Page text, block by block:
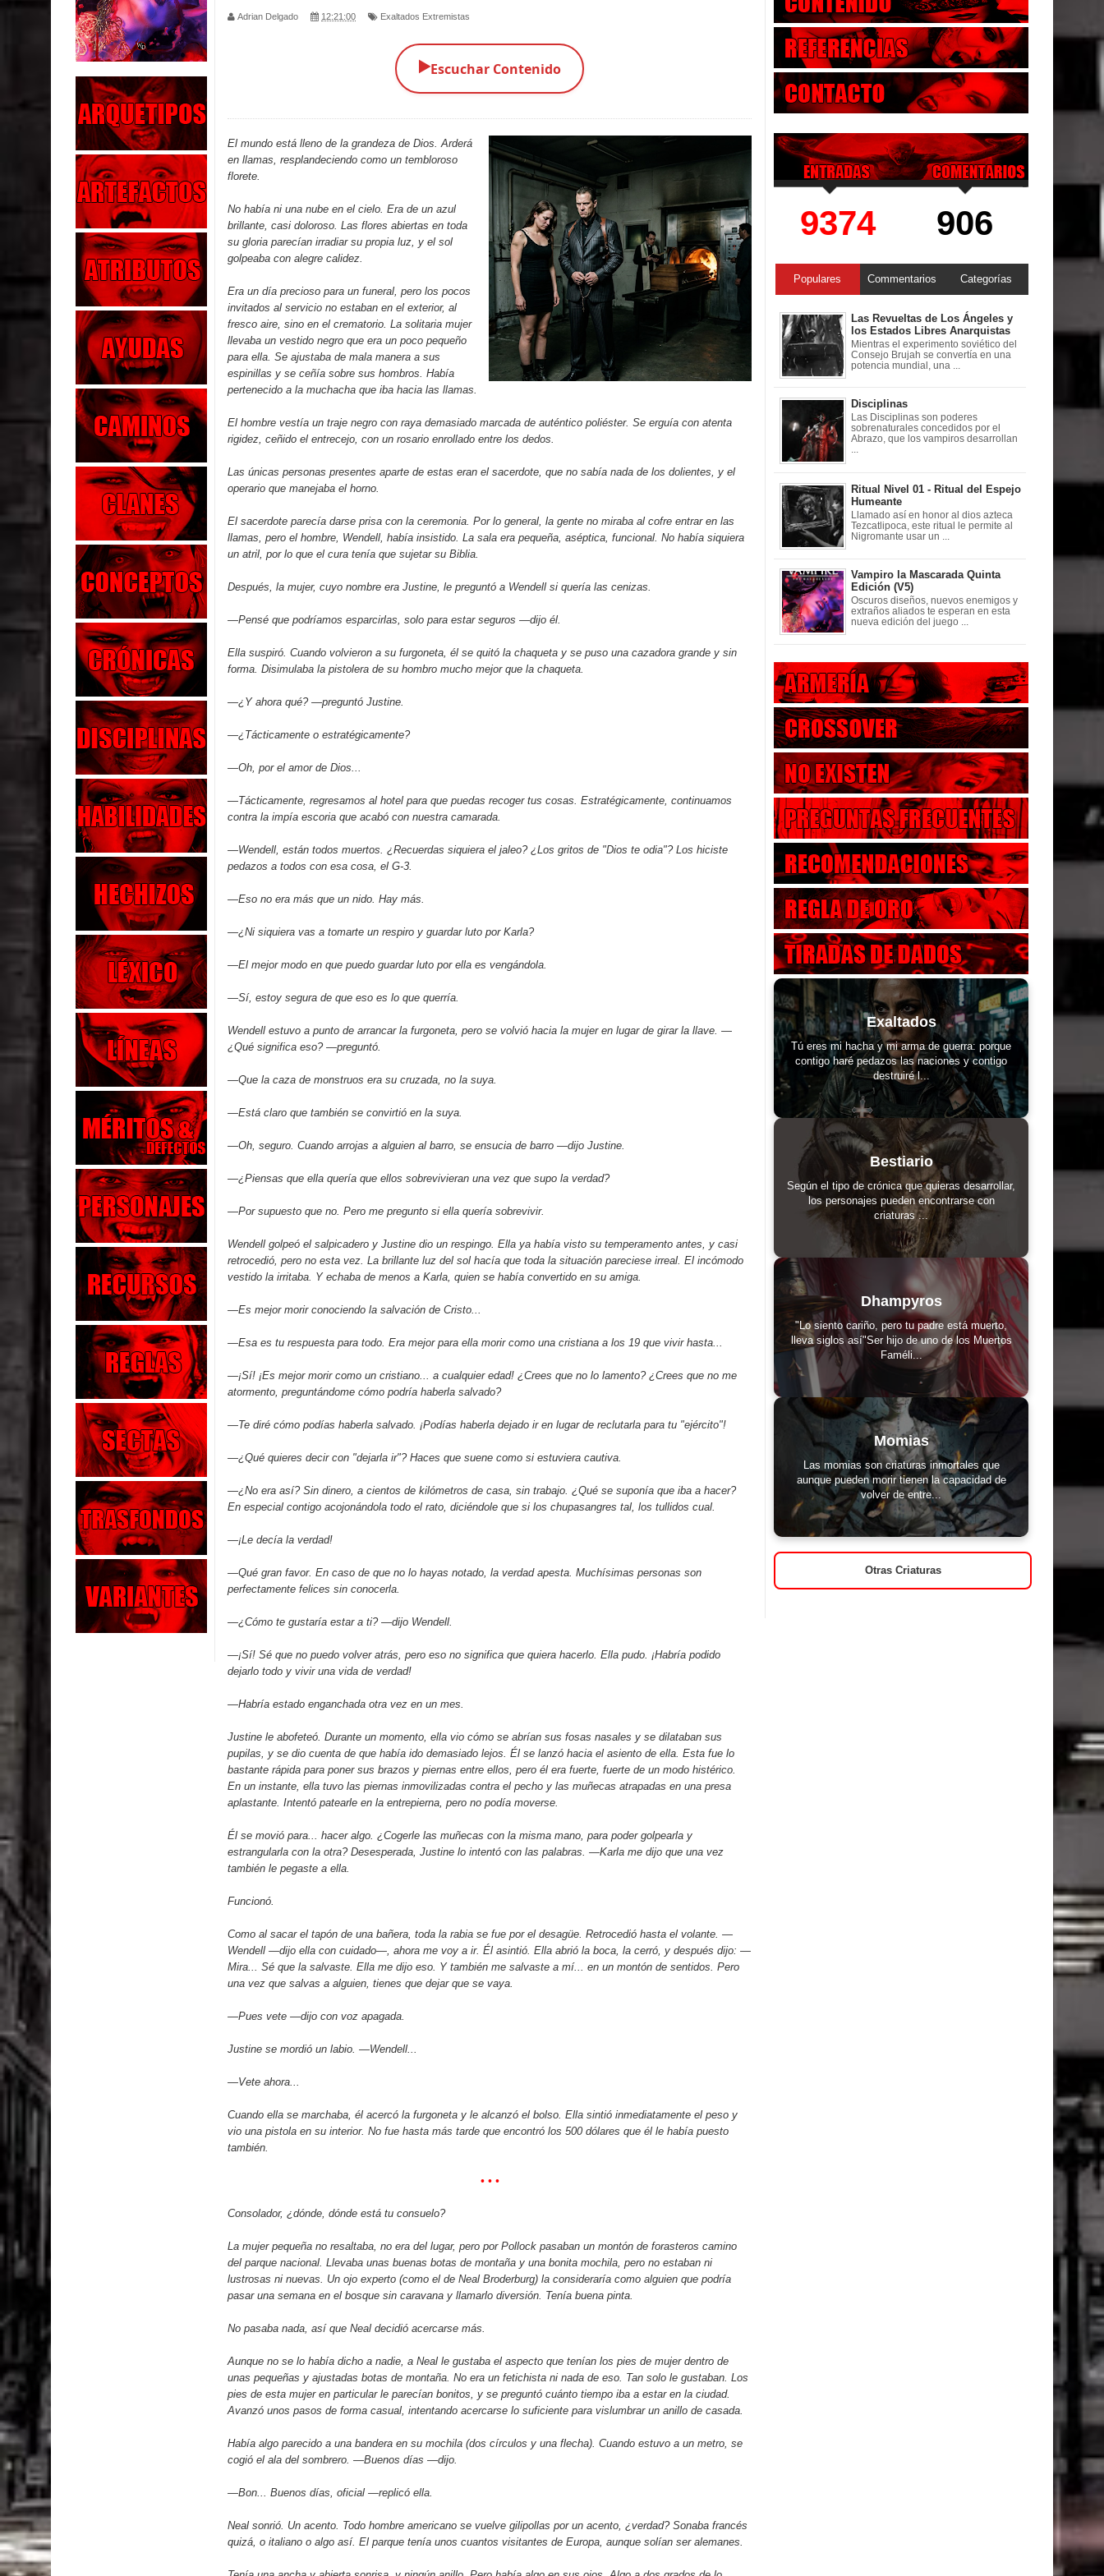
Parte 02: Los Muertos Gobiernan a los Vivos
Parte 01: Escondido a Plena Luz
Parte 02: El Enemigo de mi Enemigo
Parte 06: Coletazos
Parte 05: Los Horrores del Infierno
Parte 04: Oídos Sordos
Parte 03: La Traición
Parte 02: Vuelve el Hijo Prodigo
Parte 03: Reflexiones
Adrian Delgado 12:21:00 Exaltados Extremistas
▶️Escuchar Contenido
El mundo está lleno de la grandeza de Dios. Arderá
en llamas, resplandeciendo como un tembloroso
florete.
No había ni una nube en el cielo. Era de un azul
brillante, casi doloroso. Las flores abiertas en toda
su gloria parecían irradiar su propia luz, y el sol
golpeaba con alegre calidez.
Era un día precioso para un funeral, pero los pocos
invitados al servicio no estaban en el exterior, al
fresco aire, sino en el crematorio. La solitaria mujer
llevaba un vestido negro que era un poco pequeño
para ella. Se ajustaba de mala manera a sus
espinillas y se ceñía sobre sus hombros. Había
pertenecido a la muchacha que iba hacia las llamas.
El hombre vestía un traje negro con raya demasiado marcada de auténtico poliéster. Se erguía con atenta
rigidez, ceñido el entrecejo, con un rosario enrollado entre los dedos.
Las únicas personas presentes aparte de estas eran el sacerdote, que no sabía nada de los dolientes, y el
operario que manejaba el horno.
El sacerdote parecía darse prisa con la ceremonia. Por lo general, la gente no miraba al cofre entrar en las
llamas, pero el hombre, Wendell, había insistido. La sala era pequeña, aséptica, funcional. No había siquiera
un atril, por lo que el cura tenía que sujetar su Biblia.
Después, la mujer, cuyo nombre era Justine, le preguntó a Wendell si quería las cenizas.
—Pensé que podríamos esparcirlas, solo para estar seguros —dijo él.
Ella suspiró. Cuando volvieron a su furgoneta, él se quitó la chaqueta y se puso una cazadora grande y sin
forma. Disimulaba la pistolera de su hombro mucho mejor que la chaqueta.
—¿Y ahora qué? —preguntó Justine.
—¿Tácticamente o estratégicamente?
—Oh, por el amor de Dios...
—Tácticamente, regresamos al hotel para que puedas recoger tus cosas. Estratégicamente, continuamos
contra la impía escoria que acabó con nuestra camarada.
—Wendell, están todos muertos. ¿Recuerdas siquiera el jaleo? ¿Los gritos de "Dios te odia"? Los hiciste
pedazos a todos con esa cosa, el G-3.
—Eso no era más que un nido. Hay más.
—¿Ni siquiera vas a tomarte un respiro y guardar luto por Karla?
—El mejor modo en que puedo guardar luto por ella es vengándola.
—Sí, estoy segura de que eso es lo que querría.
Wendell estuvo a punto de arrancar la furgoneta, pero se volvió hacia la mujer en lugar de girar la llave. —
¿Qué significa eso? —preguntó.
—Que la caza de monstruos era su cruzada, no la suya.
—Está claro que también se convirtió en la suya.
—Oh, seguro. Cuando arrojas a alguien al barro, se ensucia de barro —dijo Justine.
—¿Piensas que ella quería que ellos sobrevivieran una vez que supo la verdad?
—Por supuesto que no. Pero me pregunto si ella quería sobrevivir.
Wendell golpeó el salpicadero y Justine dio un respingo. Ella ya había visto su temperamento antes, y casi
retrocedió, pero no esta vez. La brillante luz del sol hacía que toda la situación pareciese irreal. El incómodo
vestido la irritaba. Y echaba de menos a Karla, quien se había convertido en su amiga.
—Es mejor morir conociendo la salvación de Cristo...
—Esa es tu respuesta para todo. Era mejor para ella morir como una cristiana a los 19 que vivir hasta...
—¡Sí! ¡Es mejor morir como un cristiano... a cualquier edad! ¿Crees que no lo lamento? ¿Crees que no me
atormento, preguntándome cómo podría haberla salvado?
—Te diré cómo podías haberla salvado. ¡Podías haberla dejado ir en lugar de reclutarla para tu "ejército"!
—¿Qué quieres decir con "dejarla ir"? Haces que suene como si estuviera cautiva.
—¿No era así? Sin dinero, a cientos de kilómetros de casa, sin trabajo. ¿Qué se suponía que iba a hacer?
En especial contigo acojonándola todo el rato, diciéndole que si los chupasangres tal, los tullidos cual.
—¡Le decía la verdad!
—Qué gran favor. En caso de que no lo hayas notado, la verdad apesta. Muchísimas personas son
perfectamente felices sin conocerla.
—¿Cómo te gustaría estar a ti? —dijo Wendell.
—¡Sí! Sé que no puedo volver atrás, pero eso no significa que quiera hacerlo. Ella pudo. ¡Habría podido
dejarlo todo y vivir una vida de verdad!
—Habría estado enganchada otra vez en un mes.
Justine le abofeteó. Durante un momento, ella vio cómo se abrían sus fosas nasales y se dilataban sus
pupilas, y se dio cuenta de que había ido demasiado lejos. Él se lanzó hacia el asiento de ella. Esta fue lo
bastante rápida para poner sus brazos y piernas entre ellos, pero él era fuerte, fuerte de un modo histérico.
En un instante, ella tuvo las piernas inmovilizadas contra el pecho y las muñecas atrapadas en una presa
aplastante. Intentó patearle en la entrepierna, pero no podía moverse.
Él se movió para... hacer algo. ¿Cogerle las muñecas con la misma mano, para poder golpearla y
estrangularla con la otra? Desesperada, Justine lo intentó con las palabras. —Karla me dijo que una vez
también le pegaste a ella.
Funcionó.
Como al sacar el tapón de una bañera, toda la rabia se fue por el desagüe. Retrocedió hasta el volante. —
Wendell —dijo ella con cuidado—, ahora me voy a ir. Él asintió. Ella abrió la boca, la cerró, y después dijo: —
Mira... Sé que la salvaste. Ella me dijo eso. Y también me salvaste a mí... en un montón de sentidos. Pero
una vez que salvas a alguien, tienes que dejar que se vaya.
—Pues vete —dijo con voz apagada.
Justine se mordió un labio. —Wendell...
—Vete ahora...
Cuando ella se marchaba, él acercó la furgoneta y le alcanzó el bolso. Ella sintió inmediatamente el peso y
vio una pistola en su interior. No fue hasta más tarde que encontró los 500 dólares que él le había puesto
también.
• • •
Consolador, ¿dónde, dónde está tu consuelo?
La mujer pequeña no resaltaba, no era del lugar, pero por Pollock pasaban un montón de forasteros camino
del parque nacional. Llevaba unas buenas botas de montaña y una bonita mochila, pero no estaban ni
lustrosas ni nuevas. Un ojo experto (como el de Neal Broderburg) la consideraría como alguien que podría
pasar una semana en el bosque sin caravana y llamarlo diversión. Tenía buena pinta.
No pasaba nada, así que Neal decidió acercarse más.
Aunque no se lo había dicho a nadie, a Neal le gustaba el aspecto que tenían los pies de mujer dentro de
unas pequeñas y ajustadas botas de montaña. No era un fetichista ni nada de eso. Tan solo le gustaban. Los
pies de esta mujer en particular le parecían bonitos, y se preguntó cuánto tiempo iba a estar en la ciudad.
Avanzó unos pasos de forma casual, intentando acercarse lo suficiente para vislumbrar un anillo de casada.
Había algo parecido a una bandera en su mochila (dos círculos y una flecha). Cuando estuvo a un metro, se
cogió el ala del sombrero. —Buenos días —dijo.
—Bon... Buenos días, oficial —replicó ella.
Neal sonrió. Un acento. Todo hombre americano se vuelve gilipollas por un acento, ¿verdad? Sonaba francés
quizá, o italiano o algo así. El parque tenía unos cuantos visitantes de Europa, aunque solían ser alemanes.
9374 906
Populares Commentarios Categorías
Las Revueltas de Los Ángeles y
los Estados Libres Anarquistas
Mientras el experimento soviético del
Consejo Brujah se convertía en una
potencia mundial, una ...
Disciplinas
Las Disciplinas son poderes
sobrenaturales concedidos por el
Abrazo, que los vampiros desarrollan
Ritual Nivel 01 - Ritual del Espejo
Humeante
Llamado así en honor al dios azteca
Tezcatlipoca, este ritual le permite al
Nigromante usar un ...
Vampiro la Mascarada Quinta
Edición (V5)
Oscuros diseños, nuevos enemigos y
extraños aliados te esperan en esta
nueva edición del juego ...
Exaltados
Tú eres mi hacha y mi arma de guerra: porque
contigo haré pedazos las naciones y contigo
destruiré l...
Bestiario
Según el tipo de crónica que quieras desarrollar,
los personajes pueden encontrarse con
criaturas ...
Dhampyros
"Lo siento cariño, pero tu padre está muerto,
lleva siglos así"Ser hijo de uno de los Muertos
Faméli...
Momias
Las momias son criaturas inmortales que
aunque pueden morir tienen la capacidad de
volver de entre...
Otras Criaturas